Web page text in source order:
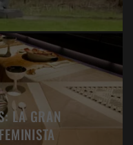
LA GRAN